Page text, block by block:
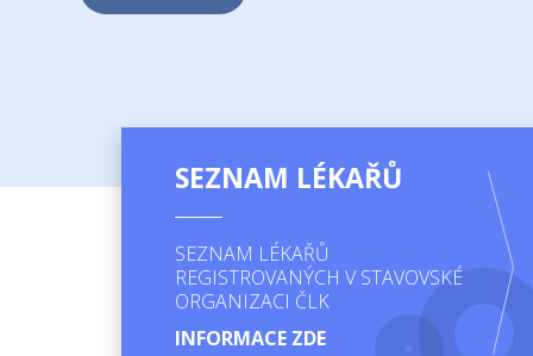
SEZNAM LÉKAŘŮ
SEZNAM LÉKAŘŮ
REGISTROVANÝCH V STAVOVSKÉ
ORGANIZACI ČLK
INFORMACE ZDE